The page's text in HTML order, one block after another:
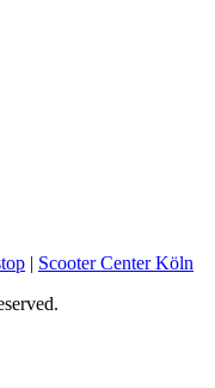
| Scooter Center Köln